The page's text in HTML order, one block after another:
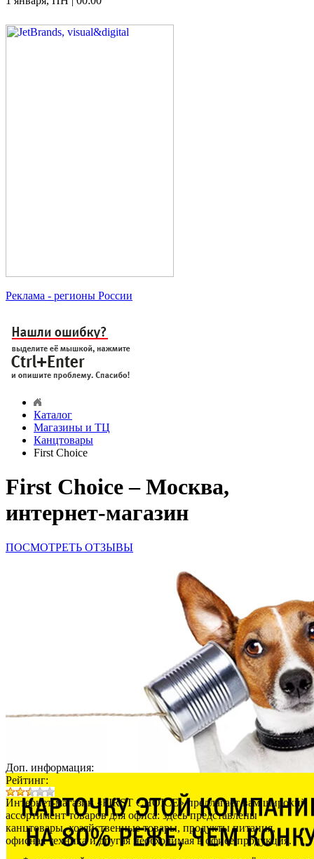
Реклама - регионы России
Каталог
Магазины и ТЦ
Канцтовары
First Choice
First Choice – Москва,
интернет-магазин
ПОСМОТРЕТЬ ОТЗЫВЫ
Доп. информация:
Рейтинг:
Интернет-магазин «FIRST CHOICE» предлагает вам широкий
ассортимент товаров для офиса: здесь представлены
канцтовары, хозяйственные товары, продукты питания,
офисная техника и другая необходимая в офисе продукция.